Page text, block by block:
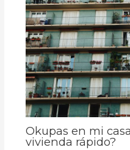
Okupas en mi
vivienda rápido?